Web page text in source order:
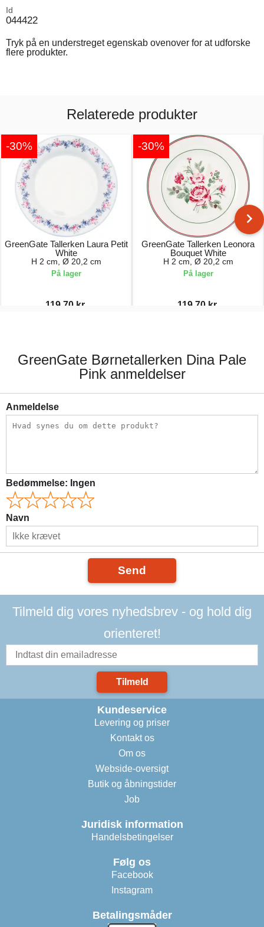
Id
044422
Tryk på en understreget egenskab ovenover for at udforske
flere produkter.
Relaterede produkter
-30%
GreenGate Tallerken Laura Petit
White
H 2 cm, Ø 20,2 cm
På lager
119,70 kr.
-30%
GreenGate Tallerken Leonora
Bouquet White
H 2 cm, Ø 20,2 cm
På lager
119,70 kr.
GreenGate Børnetallerken Dina Pale
Pink anmeldelser
Anmeldelse
Bedømmelse: Ingen
Navn
Send
Tilmeld dig vores nyhedsbrev - og hold dig
orienteret!
Tilmeld
Kundeservice
Levering og priser
Kontakt os
Om os
Webside-oversigt
Butik og åbningstider
Job
Juridisk information
Handelsbetingelser
Følg os
Facebook
Instagram
Betalingsmåder